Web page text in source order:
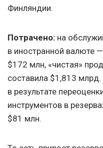
Финляндии.
Потрачено: на
в иностранной валюте
$172 млн, «чистая»
составила $1,813
в результате
инструментов в
$81 млн.